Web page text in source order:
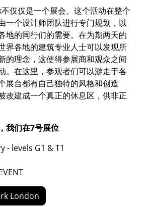
仅仅是一个展会。这个活动在整个
一个设计师团队进行专门规划，以
地的同行们的需要。在为期两天的
界各地的建筑专业人士可以发现所
的理念，这使得参展商和观众之间
。在这里，参观者们可以游走于各
展台都有自己独特的风格和创造
改建成一个真正的休息区，供非正
我们在7号展位
- levels G1 & T1
London